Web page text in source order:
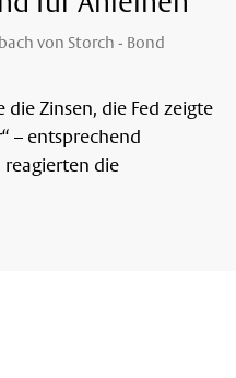
von Storch - Bond
die Zinsen, die Fed zeigte
– entsprechend
die